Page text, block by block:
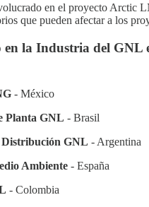
en el proyecto Arctic
que pueden afectar a los
la Industria del GNL
- México
Planta GNL - Brasil
Distribución GNL - Argentina
Ambiente - España
- Colombia